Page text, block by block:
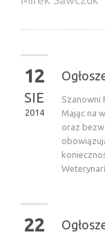
12
SIE
2014
Szanowni
Mając na
oraz
22